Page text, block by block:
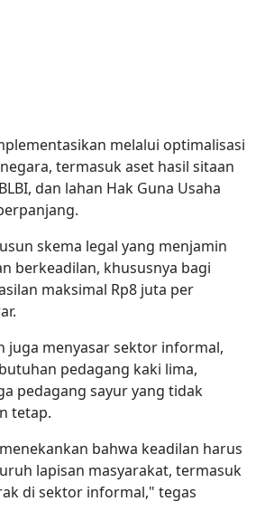
melalui optimalisasi
termasuk aset hasil sitaan
dan lahan Hak Guna Usaha
skema legal yang menjamin
berkeadilan, khususnya bagi
maksimal Rp8 juta per
juga menyasar sektor informal,
pedagang kaki lima,
pedagang sayur yang tidak
tetap.
bahwa keadilan harus
lapisan masyarakat, termasuk
di sektor informal," tegas